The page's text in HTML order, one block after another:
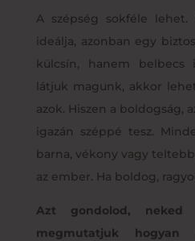
A szépség sokféle
ideálja, azonban egy
külcsín, hanem belbecs
látjuk magunk, akkor
azok. Hiszen a boldogság,
igazán széppé tesz.
barna, vékony vagy
az ember. Ha boldog,
Azt gondolod, neked
megmutatjuk